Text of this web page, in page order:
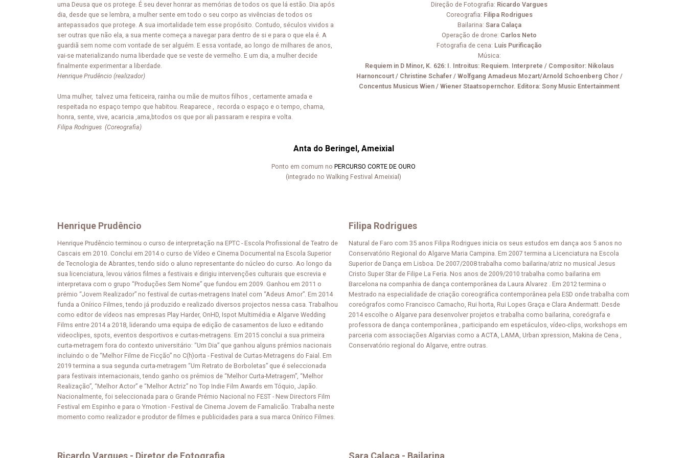
uma Deusa que os protege. É seu dever honrar as memórias de todos os que lá estão. Dia após
dia, desde que se lembra, a mulher sente em todo o seu corpo as vivências de todos os
antepassados que protege. A sua imortalidade tem esse propósito. Contudo, séculos vividos a
ser outras que não ela, a sua mente começa a navegar para dentro de si e para o que ela é. A
guardiã sem nome com vontade de ser alguém. E essa vontade, ao longo de milhares de anos,
vai-se materializando numa liberdade que se veste de vermelho. E um dia, a mulher decide
finalmente experimentar a liberdade.
Henrique Prudêncio (realizador)
Uma mulher, talvez uma feiticeira, rainha ou mãe de muitos filhos , certamente amada e
respeitada no espaço tempo que habitou. Reaparece , recorda o espaço e o tempo, chama,
honra, sente, vive, acaricia ,ama,btodos os que por ali passaram e respira e volta.
Filipa Rodrigues (Coreografia)
Direção de Fotografia: Ricardo Vargues
Coreografia: Filipa Rodrigues
Bailarina: Sara Calaça
Operação de drone: Carlos Neto
Fotografia de cena: Luís Purificação
Música:
Requiem in D Minor, K. 626: I. Introitus: Requiem. Interprete / Compositor: Nikolaus
Harnoncourt / Christine Schafer / Wolfgang Amadeus Mozart/Arnold Schoenberg Chor /
Concentus Musicus Wien / Wiener Staatsopernchor. Editora: Sony Music Entertainment
Anta do Beringel, Ameixial
Ponto em comum no PERCURSO CORTE DE OURO
(integrado no Walking Festival Ameixial)
Henrique Prudêncio
Henrique Prudêncio terminou o curso de interpretação na EPTC - Escola Profissional de Teatro de
Cascais em 2010. Conclui em 2014 o curso de Vídeo e Cinema Documental na Escola Superior
de Tecnologia de Abrantes, tendo sido o aluno representante do núcleo do curso. Ao longo da
sua licenciatura, levou vários filmes a festivais e dirigiu intervenções culturais que escrevia e
interpretava com o grupo “Produções Sem Nome” que fundou em 2009. Ganhou em 2011 o
prémio “Jovem Realizador” no festival de curtas-metragens Inatel com “Adeus Amor”. Em 2014
funda a Onírico Filmes, tendo já produzido e realizado diversos projectos nessa casa. Trabalhou
como editor de vídeos nas empresas Play Harder, OnHD, Ispot Multimédia e Algarve Wedding
Films entre 2014 a 2018, liderando uma equipa de edição de casamentos de luxo e editando
videoclipes, spots, eventos desportivos e curtas-metragens. Em 2015 conclui a sua primeira
curta-metragem fora do contexto universitário: “Um Dia” que ganhou alguns prémios nacionais
incluindo o de “Melhor Filme de Ficção” no C(h)orta - Festival de Curtas-Metragens do Faial. Em
2019 termina a sua segunda curta-metragem “Um Retrato de Borboletas” que é seleccionada
para festivais internacionais, tendo ganho os prémios de “Melhor Curta-Metragem”, “Melhor
Realização”, “Melhor Actor” e “Melhor Actriz” no Top Indie Film Awards em Tóquio, Japão.
Nacionalmente, foi seleccionada para o Grande Prémio Nacional no FEST - New Directors Film
Festival em Espinho e para o Ymotion - Festival de Cinema Jovem de Famalicão. Trabalha neste
momento como realizador e produtor de filmes e publicidades para a sua marca Onírico Filmes.
Filipa Rodrigues
Natural de Faro com 35 anos Filipa Rodrigues inicia os seus estudos em dança aos 5 anos no
Conservatório Regional do Algarve Maria Campina. Em 2007 termina a Licenciatura na Escola
Superior de Dança em Lisboa. De 2007/2008 trabalha como bailarina/atriz no musical Jesus
Cristo Super Star de Filipe La Feria. Nos anos de 2009/2010 trabalha como bailarina em
Barcelona na companhia de dança contemporânea da Laura Alvarez . Em 2012 termina o
Mestrado na especialidade de criação coreográfica contemporânea pela ESD onde trabalha com
coreógrafos como Francisco Camacho, Rui horta, Rui Lopes Graça e Clara Andermatt. Desde
2014 escolhe o Algarve para desenvolver projetos e trabalha como bailarina, coreógrafa e
professora de dança contemporânea , participando em espetáculos, vídeo-clips, workshops em
parceria com associações Algarvias como a ACTA, LAMA, Urban xpression, Makina de Cena ,
Conservatório regional do Algarve, entre outras.
Ricardo Vargues - Diretor de Fotografia Sara Calaça - Bailarina